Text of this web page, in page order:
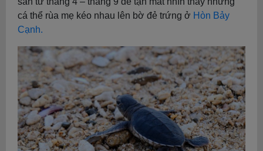
cá thể rùa mẹ kéo nhau lên bờ đẻ trứng ở Hòn Bảy
Cạnh.